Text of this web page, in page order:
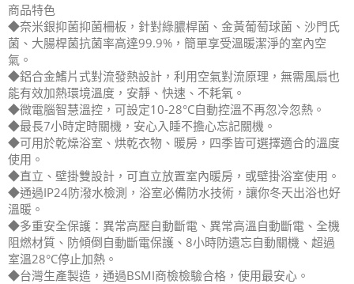
商品特色
◆奈米銀抑菌抑菌柵板，針對綠膿桿菌、金黃葡萄球菌、沙門氏
菌、大腸桿菌抗菌率高達99.9%，簡單享受溫暖潔淨的室內空
氣。
◆鋁合金鰭片式對流發熱設計，利用空氣對流原理，無需風扇也
能有效加熱環境溫度，安靜、快速、不耗氧。
◆微電腦智慧溫控，可設定10-28°C自動控溫不再忽冷忽熱。
◆最長7小時定時關機，安心入睡不擔心忘記關機。
◆可用於乾燥浴室、烘乾衣物、暖房，四季皆可選擇適合的溫度
使用。
◆直立、壁掛雙設計，可直立放置室內暖房，或壁掛浴室使用。
◆通過IP24防潑水檢測，浴室必備防水技術，讓你冬天出浴也好
溫暖。
◆多重安全保護：異常高壓自動斷電、異常高溫自動斷電、全機
阻燃材質、防傾倒自動斷電保護、8小時防遺忘自動關機、超過
室溫28°C停止加熱。
◆台灣生產製造，通過BSMI商檢檢驗合格，使用最安心。